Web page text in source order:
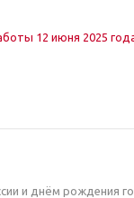
и днём рождения